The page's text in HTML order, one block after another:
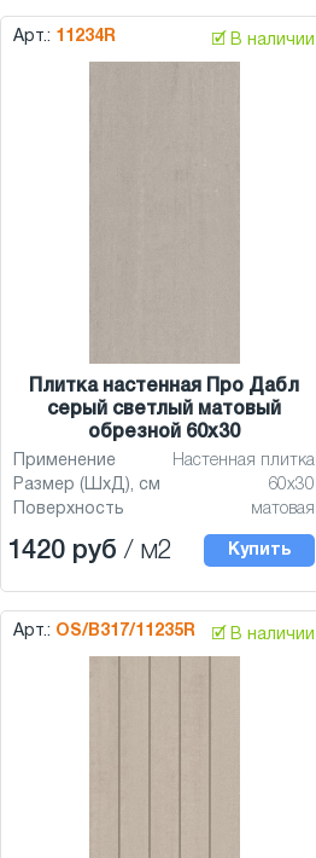
Арт.: 11234R 🗹 В наличии
Плитка настенная Про Дабл
серый светлый матовый
обрезной 60x30
Применение
Настенная плитка
Размер (ШхД), см
60x30
Поверхность
матовая
1420 руб / м2 Купить
Арт.: OS/B317/11235R 🗹 В наличии